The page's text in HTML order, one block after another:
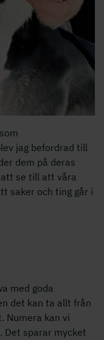
jag befordrad till
dem på deras
se till att våra
saker och ting går i
med goda
det kan ta allt från
Numera kan vi
Det sparar mycket